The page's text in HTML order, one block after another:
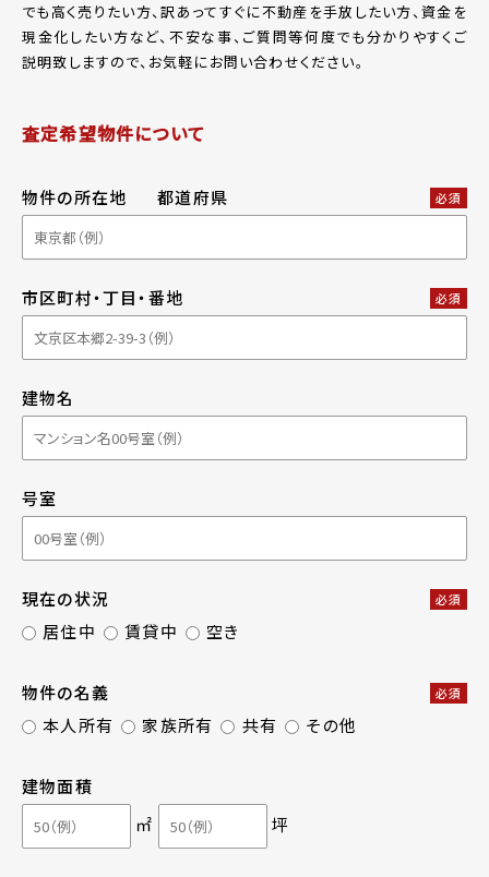
でも高く売りたい方、訳あってすぐに不動産を手放したい方、資金を
現金化したい方など、 不安な事、ご質問等何度でも分かりやすくご
説明致しますので、お気軽にお問い合わせください。
査定希望物件について
物件の所在地 都道府県 必須
市区町村・丁目・番地 必須
建物名
号室
現在の状況 必須
居住中 賃貸中 空き
物件の名義 必須
本人所有 家族所有 共有 その他
建物面積
㎡
坪